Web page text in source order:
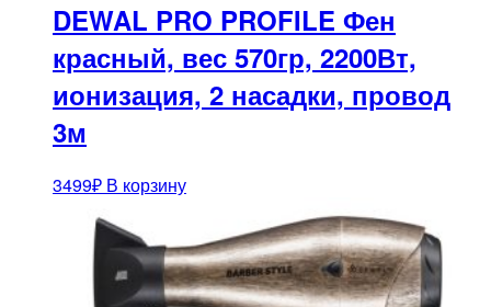
DEWAL PRO PROFILE Фен
красный, вес 570гр, 2200Вт,
ионизация, 2 насадки, провод
3м
3499₽ В корзину